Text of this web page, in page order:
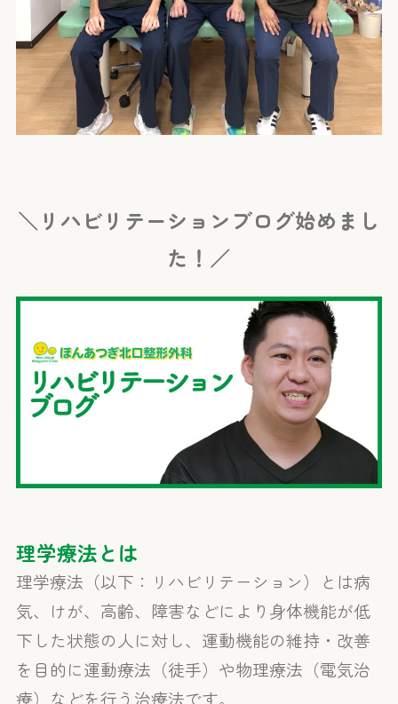
＼リハビリテーションブログ始めまし
た！／
理学療法とは
理学療法（以下：リハビリテーション）とは病
気、けが、高齢、障害などにより身体機能が低
下した状態の人に対し、運動機能の維持・改善
を目的に運動療法（徒手）や物理療法（電気治
療）などを行う治療法です。